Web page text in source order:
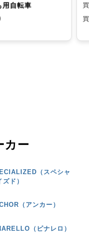
用自転車
カー
（スペシャ
ズド）
（アンカー）
（ピナレロ）